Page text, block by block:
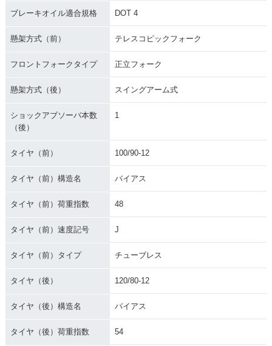
ブレーキオイル適合規格 DOT 4
懸架方式（前） テレスコピックフォーク
フロントフォークタイプ 正立フォーク
懸架方式（後） スイングアーム式
ショックアブソーバ本数
（後）
1
タイヤ（前） 100/90-12
タイヤ（前）構造名 バイアス
タイヤ（前）荷重指数 48
タイヤ（前）速度記号 J
タイヤ（前）タイプ チューブレス
タイヤ（後） 120/80-12
タイヤ（後）構造名 バイアス
タイヤ（後）荷重指数 54